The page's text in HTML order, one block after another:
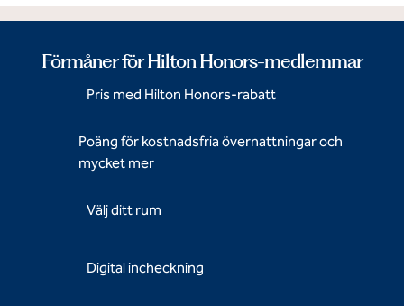
Förmåner för Hilton Honors-medlemmar
Pris med Hilton Honors-rabatt
Poäng för kostnadsfria övernattningar och
mycket mer
Välj ditt rum
Digital incheckning